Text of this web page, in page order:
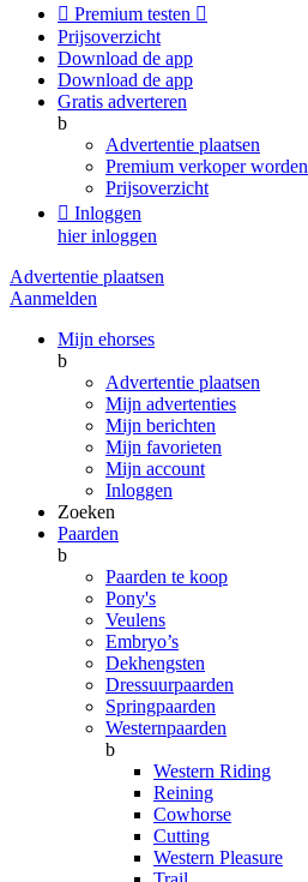
 Premium testen 
Prijsoverzicht
Download de app
Download de app
Gratis adverteren
b
Advertentie plaatsen
Premium verkoper worden
Prijsoverzicht
 Inloggen
hier inloggen
Advertentie plaatsen
Aanmelden
Mijn ehorses
b
Advertentie plaatsen
Mijn advertenties
Mijn berichten
Mijn favorieten
Mijn account
Inloggen
Zoeken
Paarden
b
Paarden te koop
Pony's
Veulens
Embryo’s
Dekhengsten
Dressuurpaarden
Springpaarden
Westernpaarden
b
Western Riding
Reining
Cowhorse
Cutting
Western Pleasure